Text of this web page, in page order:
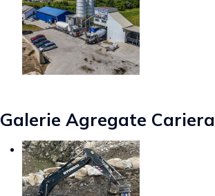
Galerie Agregate Cariera